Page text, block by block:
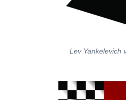
Lev Yankelevich